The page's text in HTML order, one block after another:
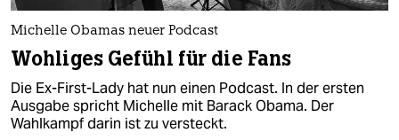
Michelle Obamas neuer Podcast
Wohliges Gefühl für die Fans
Die Ex-First-Lady hat nun einen Podcast. In der ersten
Ausgabe spricht Michelle mit Barack Obama. Der
Wahlkampf darin ist zu versteckt.